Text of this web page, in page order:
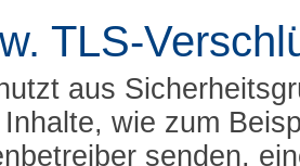
TLS-
aus
wie zum
senden,